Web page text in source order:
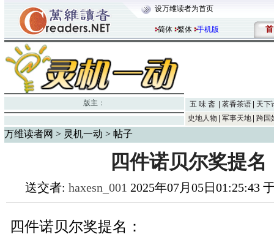
设万维读者为首页
简体 繁体 手机版 首
版主： 五 味 斋 茗香茶语
天下
史地人物
军事天地 跨国
万维读者网 > 灵机一动 > 帖子
四件诺贝尔奖提名
送交者: haxesn_001 2025年07月05日01:25:43
四件诺贝尔奖提名：